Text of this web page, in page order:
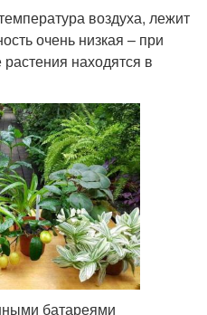
воздуха, лежит
очень низкая – при
находятся в
батареями